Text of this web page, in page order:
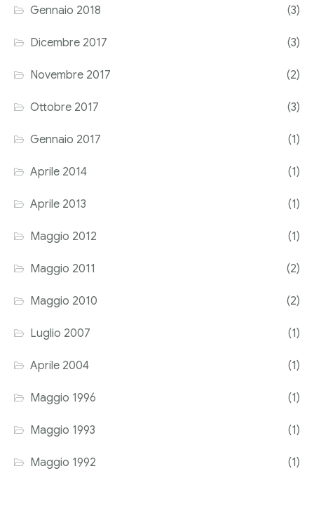
Gennaio 2018 (3)
Dicembre 2017 (3)
Novembre 2017 (2)
Ottobre 2017 (3)
Gennaio 2017 (1)
Aprile 2014 (1)
Aprile 2013 (1)
Maggio 2012 (1)
Maggio 2011 (2)
Maggio 2010 (2)
Luglio 2007 (1)
Aprile 2004 (1)
Maggio 1996 (1)
Maggio 1993 (1)
Maggio 1992 (1)